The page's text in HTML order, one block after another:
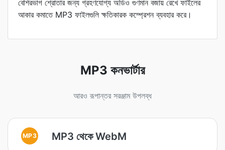
বেশিরভাগ শ্রোতার জন্য গ্রহণযোগ্য অডিও গুণমান বজায় রেখে ফাইলের
আকার কমাতে MP3 ফাইলগুলি ক্ষতিকারক কম্প্রেশন ব্যবহার করে।
MP3 কনভার্টার
আরও রূপান্তর সরঞ্জাম উপলব্ধ
MP3 MP3 থেকে WebM